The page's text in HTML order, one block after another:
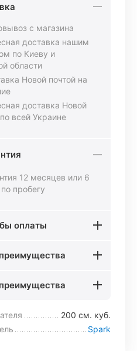
с магазина
доставка нашим
по Киеву и
области
Новой почтой на
доставка Новой
всей Украине
12 месяцев или 6
пробегу
оплаты
200 см. куб.
Spark